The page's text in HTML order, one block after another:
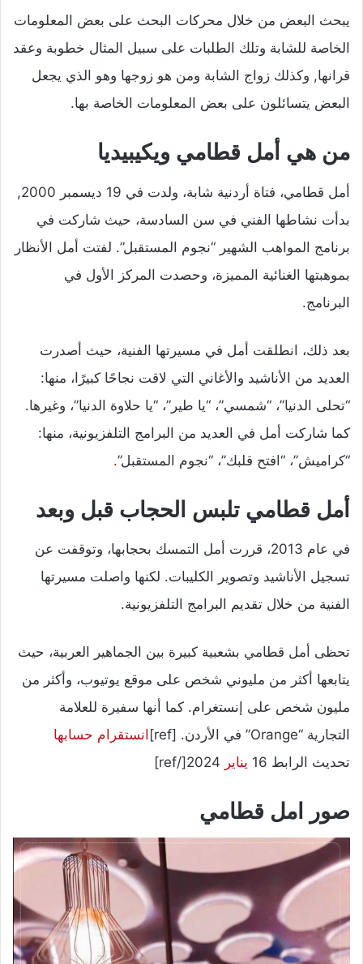
يبحث البعض من خلال محركات البحث على بعض المعلومات
الخاصة للشابة وتلك الطلبات على سبيل المثال خطوبة وعقد
قرانها, وكذلك زواج الشابة ومن هو زوجها وهو الذي يجعل
البعض يتسائلون على بعض المعلومات الخاصة بها.
من هي أمل قطامي ويكيبيديا
أمل قطامي، فتاة أردنية شابة، ولدت في 19 ديسمبر 2000,
بدأت نشاطها الفني في سن السادسة، حيث شاركت في
برنامج المواهب الشهير “نجوم المستقبل”. لفتت أمل الأنظار
بموهبتها الغنائية المميزة، وحصدت المركز الأول في
البرنامج.
بعد ذلك، انطلقت أمل في مسيرتها الفنية، حيث أصدرت
العديد من الأناشيد والأغاني التي لاقت نجاحًا كبيرًا، منها:
“تحلى الدنيا”، “شمسي”، “يا طير”، “يا حلاوة الدنيا”، وغيرها.
كما شاركت أمل في العديد من البرامج التلفزيونية، منها:
“كراميش”، “افتح قلبك”، “نجوم المستقبل”.
أمل قطامي تلبس الحجاب قبل وبعد
في عام 2013، قررت أمل التمسك بحجابها، وتوقفت عن
تسجيل الأناشيد وتصوير الكليبات. لكنها واصلت مسيرتها
الفنية من خلال تقديم البرامج التلفزيونية.
تحظى أمل قطامي بشعبية كبيرة بين الجماهير العربية، حيث
يتابعها أكثر من مليوني شخص على موقع يوتيوب، وأكثر من
مليون شخص على إنستغرام. كما أنها سفيرة للعلامة
التجارية “Orange” في الأردن. [ref]
انستقرام حسابها
تحديث الرابط 16
يناير
صور امل قطامي